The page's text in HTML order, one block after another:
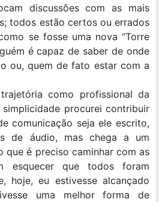
discussões com as mais
todos estão certos ou errados
se fosse uma nova “Torre
é capaz de saber de onde
ou, quem de fato estar com a
como profissional da
procurei contribuir
comunicação seja ele escrito,
de áudio, mas chega a um
que é preciso caminhar com as
esquecer que todos foram
hoje, eu estivesse alcançado
uma melhor forma de